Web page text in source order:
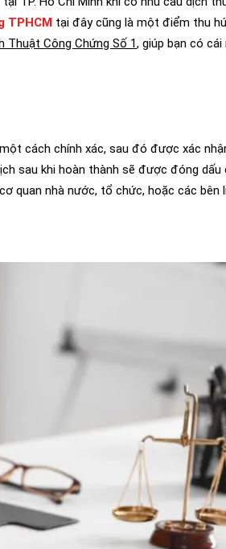
TPHCM tại đây cũng là một điểm thu
Thuật Công Chứng Số 1, giúp bạn có cái
cách chính xác, sau đó được xác
sau khi hoàn thành sẽ được đóng dấu
quan nhà nước, tổ chức, hoặc các bên